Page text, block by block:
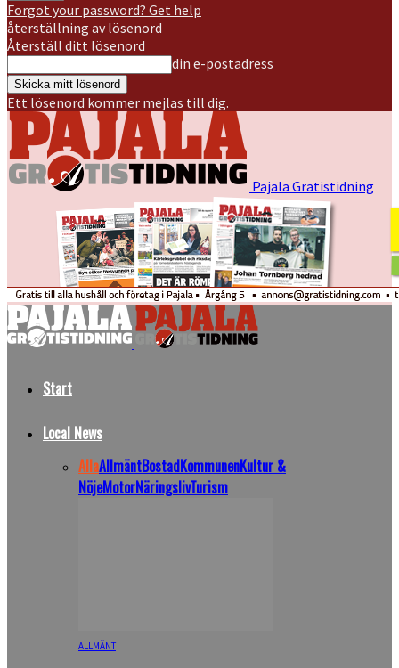
Forgot your password? Get help
återställning av lösenord
Återställ ditt lösenord
din e-postadress
Ett lösenord kommer mejlas till dig.
Pajala Gratistidning
Start
Local News
AllaAllmäntBostadKommunenKultur &
NöjeMotorNäringslivTurism
ALLMÄNT